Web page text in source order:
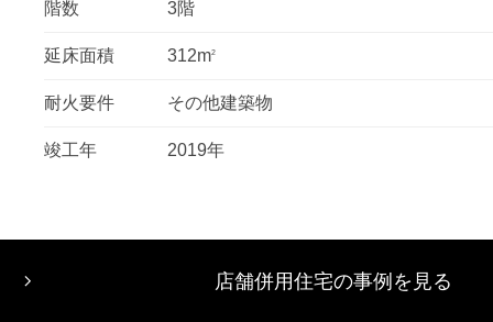
階数 3階
延床面積 312m2
耐火要件 その他建築物
竣工年 2019年
店舗併用住宅の事例を見る